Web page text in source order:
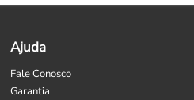
Ajuda
Fale Conosco
Garantia